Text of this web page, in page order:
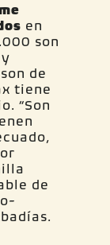
en
son
de
tiene
“Son
de